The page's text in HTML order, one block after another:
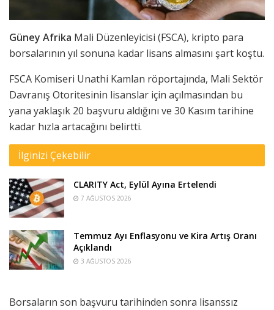
Güney Afrika Mali Düzenleyicisi (FSCA), kripto para
borsalarının yıl sonuna kadar lisans almasını şart koştu.
FSCA Komiseri Unathi Kamlan röportajında, Mali Sektör
Davranış Otoritesinin lisanslar için açılmasından bu
yana yaklaşık 20 başvuru aldığını ve 30 Kasım tarihine
kadar hızla artacağını belirtti.
İlginizi Çekebilir
CLARITY Act, Eylül Ayına Ertelendi
7 AĞUSTOS 2026
Temmuz Ayı Enflasyonu ve Kira Artış Oranı
Açıklandı
3 AĞUSTOS 2026
Borsaların son başvuru tarihinden sonra lisanssız